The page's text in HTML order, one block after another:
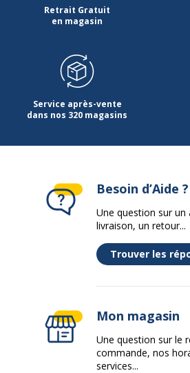
Retrait Gratuit
en magasin
Service après-vente
dans nos 320 magasins
Besoin d’Aide ?
Une question sur un
livraison, un retour...
Trouver les
Mon magasin
Une question sur le
commande, nos
services...